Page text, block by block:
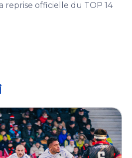
reprise officielle du TOP 14